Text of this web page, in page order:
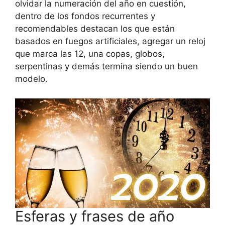
olvidar la numeración del año en cuestión,
dentro de los fondos recurrentes y
recomendables destacan los que están
basados en fuegos artificiales, agregar un reloj
que marca las 12, una copas, globos,
serpentinas y demás termina siendo un buen
modelo.
Esferas y frases de año